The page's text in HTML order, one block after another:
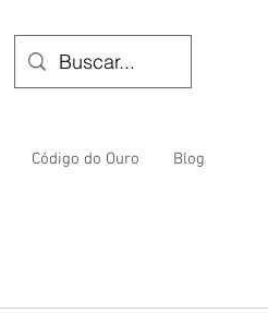
Código do Ouro Blog